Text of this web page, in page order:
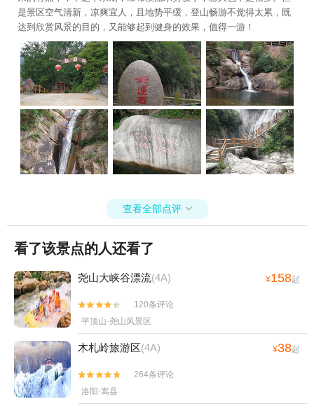
是景区空气清新，凉爽宜人，且地势平缓，登山畅游不觉得太累，既
达到欣赏风景的目的，又能够起到健身的效果，值得一游！
查看全部点评 
看了该景点的人还看了
尧山大峡谷漂流(4A) ¥158起


120条评论
平顶山·尧山风景区
木札岭旅游区(4A) ¥38起


264条评论
洛阳·嵩县